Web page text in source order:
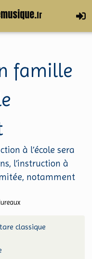
fr
famille
à l’école sera
l’instruction à
notamment
classique